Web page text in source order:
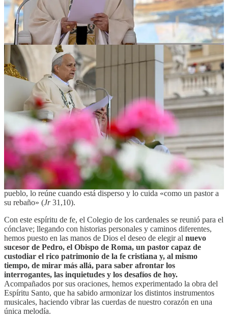
Queridos hermanos cardenales,
hermanos en el episcopado y en el sacerdocio,
distinguidas autoridades y miembros del Cuerpo diplomático,
¡Saludos a los peregrinos que han venido al Jubileo de las
Cofradías!
hermanos y hermanas:
Los saludo a todos con el corazón lleno de gratitud, al inicio del
ministerio que me ha sido confiado. Escribía san Agustín:
«Nos has hecho para ti, [Señor,] y nuestro corazón está inquieto
hasta que descanse en ti» (Confesiones, 1,1.1).
En estos últimos días, hemos vivido un tiempo particularmente
intenso. La muerte del Papa Francisco ha llenado de tristeza nuestros
corazones y, en esas horas difíciles, nos hemos sentido como esas
multitudes que el Evangelio describe «como ovejas que no tienen
pastor» (Mt
9,36). Precisamente en el día de Pascua recibimos su
última bendición y, a la luz de la resurrección, afrontamos ese
momento con la certeza de que el Señor nunca abandona a su
pueblo, lo reúne cuando está disperso y lo cuida «como un pastor a
su rebaño» (Jr31,10).
Con este espíritu de fe, el Colegio de los cardenales se reunió para el
cónclave; llegando con historias personales y caminos diferentes,
hemos puesto en las manos de Dios el deseo de elegir al nuevo
sucesor de Pedro, el Obispo de Roma, un pastor capaz de
custodiar el rico patrimonio de la fe cristiana y, al mismo
tiempo, de mirar más allá, para saber afrontar los
interrogantes, las inquietudes y los desafíos de hoy.
Acompañados por sus oraciones, hemos experimentado la obra del
Espíritu Santo, que ha sabido armonizar los distintos instrumentos
musicales, haciendo vibrar las cuerdas de nuestro corazón en una
única melodía.